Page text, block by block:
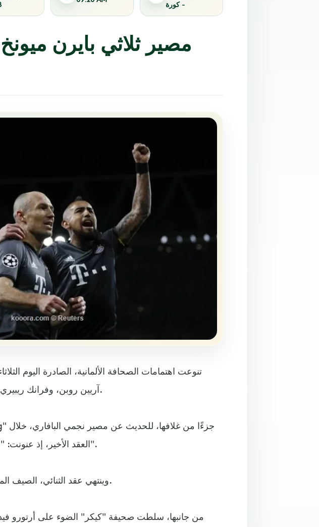
- كورة
مصير ثلاثي بايرن
تنوعت اهتمامات الصحافة الألمانية، الصادرة اليوم
آريين روبن، وفرانك ريبيري، وأرتورو فيدال، كان أبرز المواضيع.
العقد الأخير، إذ عنونت: "الروبيري.. الاعتزال أم تمديد العقد؟".
وينتهي عقد الثنائي، الصيف المقبل، وسط غموض حول مستقبلهما.
من جانبها، سلطت صحيفة "كيكر" الضوء على أرتورو